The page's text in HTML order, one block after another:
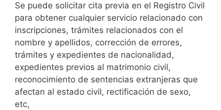
Se puede solicitar cita previa en el Registro Civil
para obtener cualquier servicio relacionado con
inscripciones, trámites relacionados con el
nombre y apellidos, corrección de errores,
trámites y expedientes de nacionalidad,
expedientes previos al matrimonio civil,
reconocimiento de sentencias extranjeras que
afectan al estado civil, rectificación de sexo,
etc,